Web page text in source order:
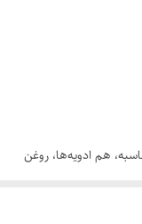
هم ادویه‌ها، روغن